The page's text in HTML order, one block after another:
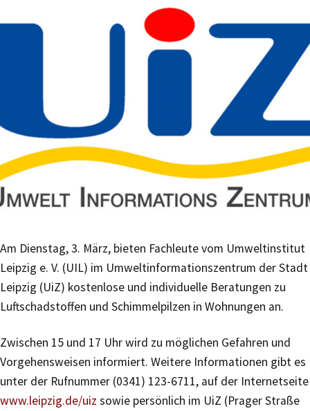
Am Dienstag, 3. März, bieten Fachleute vom Umweltinstitut
Leipzig e. V. (UIL) im Umweltinformationszentrum der Stadt
Leipzig (UiZ) kostenlose und individuelle Beratungen zu
Luftschadstoffen und Schimmelpilzen in Wohnungen an.
Zwischen 15 und 17 Uhr wird zu möglichen Gefahren und
Vorgehensweisen informiert. Weitere Informationen gibt es
unter der Rufnummer (0341) 123-6711, auf der Internetseite
www.leipzig.de/uiz sowie persönlich im UiZ (Prager Straße